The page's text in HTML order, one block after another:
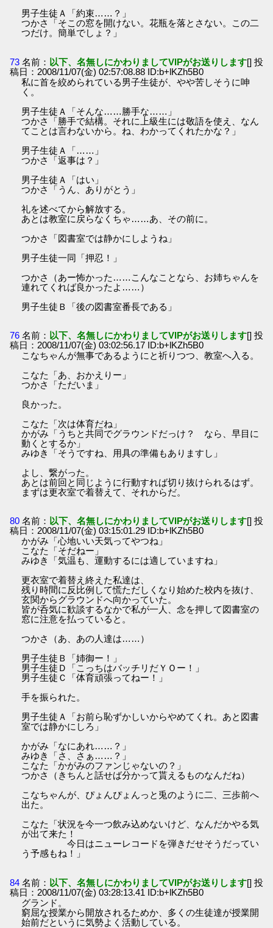
男子生徒Ａ「約束……？」
つかさ「そこの窓を開けない。花瓶を落とさない。この二
つだけ。簡単でしょ？」
73 名前： 以下、名無しにかわりましてVIPがお送りします[] 投
稿日：2008/11/07(金) 02:57:08.88 ID:b+lKZh5B0
私に首を絞められている男子生徒が、やや苦しそうに呻
く。
男子生徒Ａ「そんな……勝手な……」
つかさ「勝手で結構。それに上級生には敬語を使え、なん
てことは言わないから。ね、わかってくれたかな？」
男子生徒Ａ「……」
つかさ「返事は？」
男子生徒Ａ「はい」
つかさ「うん、ありがとう」
礼を述べてから解放する。
あとは教室に戻らなくちゃ……あ、その前に。
つかさ「図書室では静かにしようね」
男子生徒一同「押忍！」
つかさ（あー怖かった……こんなことなら、お姉ちゃんを
連れてくれば良かったよ……）
男子生徒Ｂ「後の図書室番長である」
76 名前： 以下、名無しにかわりましてVIPがお送りします[] 投
稿日：2008/11/07(金) 03:02:56.17 ID:b+lKZh5B0
こなちゃんが無事であるようにと祈りつつ、教室へ入る。
こなた「あ、おかえりー」
つかさ「ただいま」
良かった。
こなた「次は体育だね」
かがみ「うちと共同でグラウンドだっけ？ なら、早目に
動くとするか」
みゆき「そうですね、用具の準備もありますし」
よし、繋がった。
あとは前回と同じように行動すれば切り抜けられるはず。
まずは更衣室で着替えて、それからだ。
80 名前： 以下、名無しにかわりましてVIPがお送りします[] 投
稿日：2008/11/07(金) 03:15:01.29 ID:b+lKZh5B0
かがみ「心地いい天気ってやつね」
こなた「そだねー」
みゆき「気温も、運動するには適していますね」
更衣室で着替え終えた私達は、
残り時間に反比例して慌ただしくなり始めた校内を抜け、
玄関からグラウンドへ向かっていた。
皆が呑気に歓談するなかで私が一人、念を押して図書室の
窓に注意を払っていると。
つかさ（あ、あの人達は……）
男子生徒Ｂ「姉御ー！」
男子生徒Ｄ「こっちはバッチリだＹＯー！」
男子生徒Ｃ「体育頑張ってねー！」
手を振られた。
男子生徒Ａ「お前ら恥ずかしいからやめてくれ。あと図書
室では静かにしろ」
かがみ「なにあれ……？」
みゆき「さ、さぁ……？」
こなた「かがみのファンじゃないの？」
つかさ（きちんと話せば分かって貰えるものなんだね）
こなちゃんが、ぴょんぴょんっと兎のように二、三歩前へ
出た。
こなた「状況を今一つ飲み込めないけど、なんだかやる気
が出て来た！
今日はニューレコードを弾きだせそうだってい
う予感もね！」
84 名前： 以下、名無しにかわりましてVIPがお送りします[] 投
稿日：2008/11/07(金) 03:28:13.41 ID:b+lKZh5B0
グランド。
窮屈な授業から開放されるためか、多くの生徒達が授業開
始前だというに気勢よく活動している。